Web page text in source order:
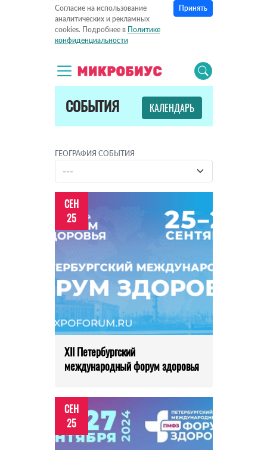
Согласие на использование
аналитических и рекламных
cookies. Подробнее в Политике
конфиденциальности
Принять
СОБЫТИЯ КАЛЕНДАРЬ
ГЕОГРАФИЯ СОБЫТИЯ
СЕН
25
XII Петербургский
международный форум здоровья
СЕН
25